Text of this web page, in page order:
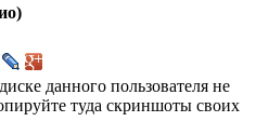
данного пользователя не
туда скриншоты своих